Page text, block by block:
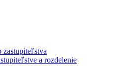
zastupiteľstva
a rozdelenie